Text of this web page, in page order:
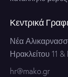
Κεντρικά
Νέα
Ηρακλείτου 11
hr@mako.gr